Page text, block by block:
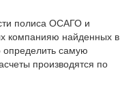
полиса ОСАГО и
компанияю найденных в
самую
производятся по